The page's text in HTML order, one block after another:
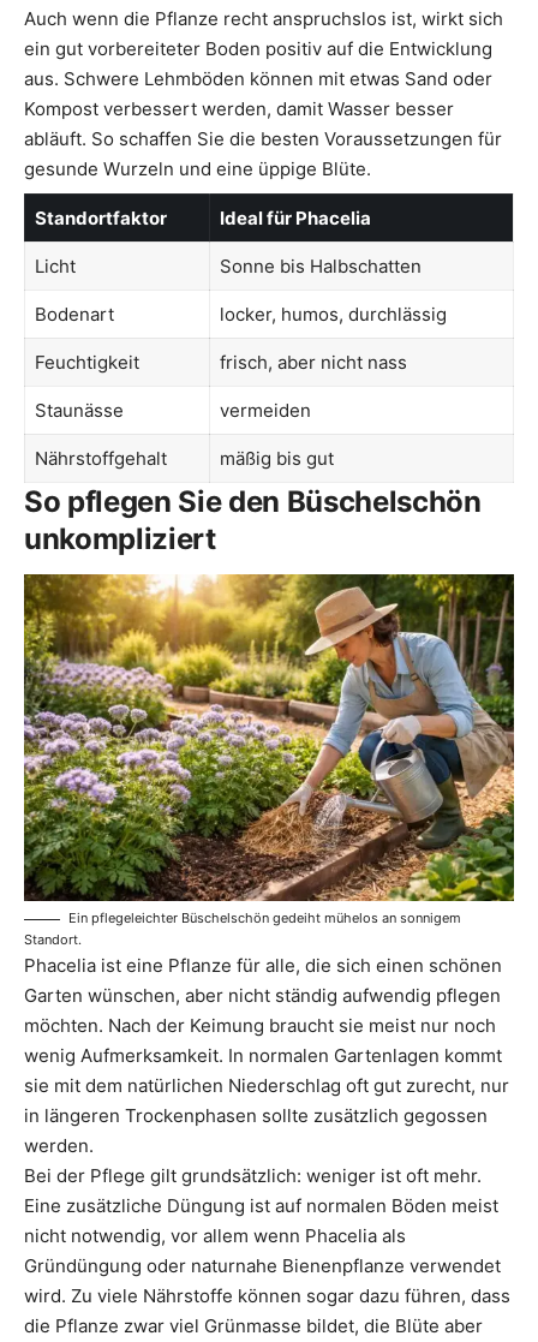
Auch wenn die Pflanze recht anspruchslos ist, wirkt sich
ein gut vorbereiteter Boden positiv auf die Entwicklung
aus. Schwere Lehmböden können mit etwas Sand oder
Kompost verbessert werden, damit Wasser besser
abläuft. So schaffen Sie die besten Voraussetzungen für
gesunde Wurzeln und eine üppige Blüte.
Standortfaktor Ideal für Phacelia
Licht Sonne bis Halbschatten
Bodenart locker, humos, durchlässig
Feuchtigkeit frisch, aber nicht nass
Staunässe vermeiden
Nährstoffgehalt mäßig bis gut
So pflegen Sie den Büschelschön
unkompliziert
Ein pflegeleichter Büschelschön gedeiht mühelos an sonnigem
Standort.
Phacelia ist eine Pflanze für alle, die sich einen schönen
Garten wünschen, aber nicht ständig aufwendig pflegen
möchten. Nach der Keimung braucht sie meist nur noch
wenig Aufmerksamkeit. In normalen Gartenlagen kommt
sie mit dem natürlichen Niederschlag oft gut zurecht, nur
in längeren Trockenphasen sollte zusätzlich gegossen
werden.
Bei der Pflege gilt grundsätzlich: weniger ist oft mehr.
Eine zusätzliche Düngung ist auf normalen Böden meist
nicht notwendig, vor allem wenn Phacelia als
Gründüngung oder naturnahe Bienenpflanze verwendet
wird. Zu viele Nährstoffe können sogar dazu führen, dass
die Pflanze zwar viel Grünmasse bildet, die Blüte aber